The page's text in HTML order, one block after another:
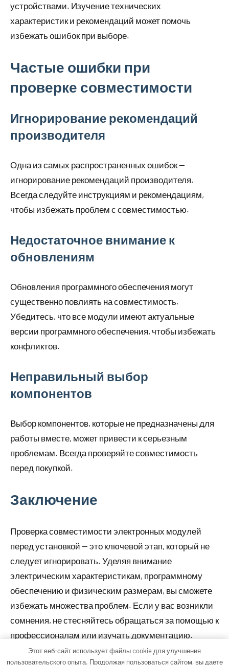
устройствами. Изучение технических
характеристик и рекомендаций может помочь
избежать ошибок при выборе.
Частые ошибки при
проверке совместимости
Игнорирование рекомендаций
производителя
Одна из самых распространенных ошибок —
игнорирование рекомендаций производителя.
Всегда следуйте инструкциям и рекомендациям,
чтобы избежать проблем с совместимостью.
Недостаточное внимание к
обновлениям
Обновления программного обеспечения могут
существенно повлиять на совместимость.
Убедитесь, что все модули имеют актуальные
версии программного обеспечения, чтобы избежать
конфликтов.
Неправильный выбор
компонентов
Выбор компонентов, которые не предназначены для
работы вместе, может привести к серьезным
проблемам. Всегда проверяйте совместимость
перед покупкой.
Заключение
Проверка совместимости электронных модулей
перед установкой — это ключевой этап, который не
следует игнорировать. Уделяя внимание
электрическим характеристикам, программному
обеспечению и физическим размерам, вы сможете
избежать множества проблем. Если у вас возникли
сомнения, не стесняйтесь обращаться за помощью к
профессионалам или изучать документацию.
Этот веб-сайт использует файлы cookie для улучшения
пользовательского опыта. Продолжая пользоваться сайтом, вы даете